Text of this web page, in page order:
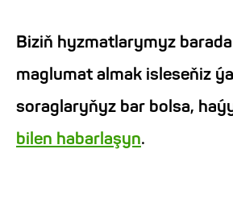
Biziň hyzmatlarymyz
maglumat almak isleseňiz
soraglaryňyz bar bolsa,
bilen habarlaşyn.